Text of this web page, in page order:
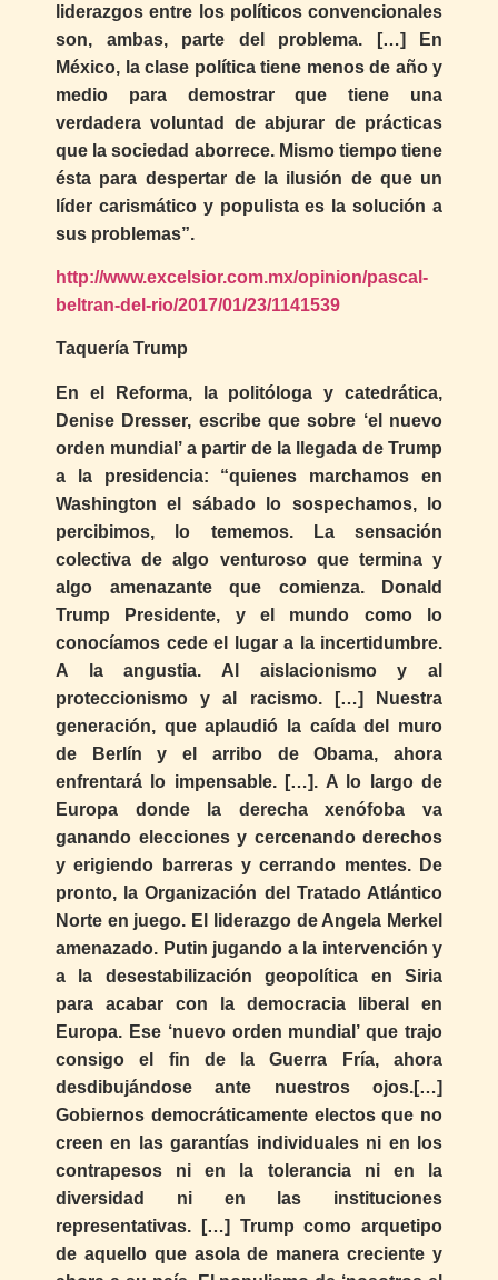
liderazgos entre los políticos convencionales
son, ambas, parte del problema. […] En
México, la clase política tiene menos de año y
medio para demostrar que tiene una
verdadera voluntad de abjurar de prácticas
que la sociedad aborrece. Mismo tiempo tiene
ésta para despertar de la ilusión de que un
líder carismático y populista es la solución a
sus problemas”.
http://www.excelsior.com.mx/opinion/pascal-
beltran-del-rio/2017/01/23/1141539
Taquería Trump
En el Reforma, la politóloga y catedrática,
Denise Dresser, escribe que sobre ‘el nuevo
orden mundial’ a partir de la llegada de Trump
a la presidencia: “quienes marchamos en
Washington el sábado lo sospechamos, lo
percibimos, lo tememos. La sensación
colectiva de algo venturoso que termina y
algo amenazante que comienza. Donald
Trump Presidente, y el mundo como lo
conocíamos cede el lugar a la incertidumbre.
A la angustia. Al aislacionismo y al
proteccionismo y al racismo. […] Nuestra
generación, que aplaudió la caída del muro
de Berlín y el arribo de Obama, ahora
enfrentará lo impensable. […]. A lo largo de
Europa donde la derecha xenófoba va
ganando elecciones y cercenando derechos
y erigiendo barreras y cerrando mentes. De
pronto, la Organización del Tratado Atlántico
Norte en juego. El liderazgo de Angela Merkel
amenazado. Putin jugando a la intervención y
a la desestabilización geopolítica en Siria
para acabar con la democracia liberal en
Europa. Ese ‘nuevo orden mundial’ que trajo
consigo el fin de la Guerra Fría, ahora
desdibujándose ante nuestros ojos.[…]
Gobiernos democráticamente electos que no
creen en las garantías individuales ni en los
contrapesos ni en la tolerancia ni en la
diversidad ni en las instituciones
representativas. […] Trump como arquetipo
de aquello que asola de manera creciente y